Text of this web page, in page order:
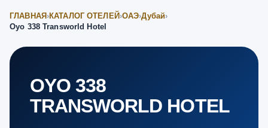
ГЛАВНАЯ ›КАТАЛОГ ОТЕЛЕЙ ›ОАЭ›Дубай›
Oyo 338 Transworld Hotel
OYO 338
TRANSWORLD HOTEL